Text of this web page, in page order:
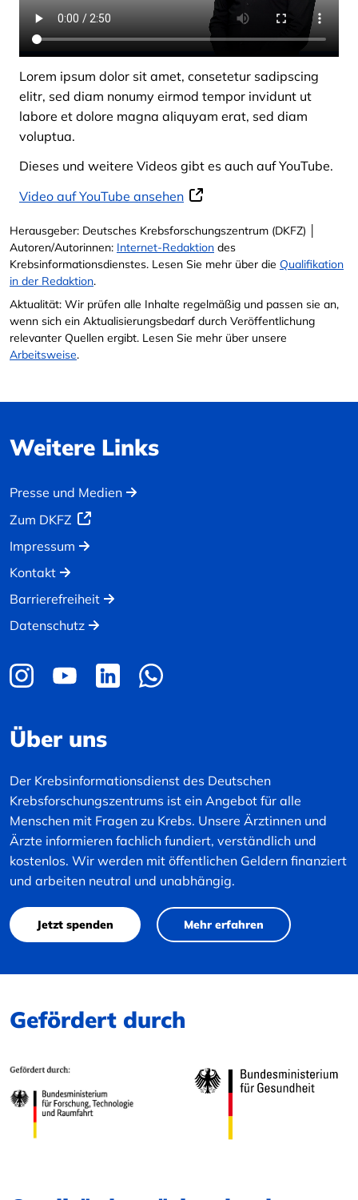
Lorem ipsum dolor sit amet, consetetur sadipscing
elitr, sed diam nonumy eirmod tempor invidunt ut
labore et dolore magna aliquyam erat, sed diam
voluptua.
Dieses und weitere Videos gibt es auch auf YouTube.
Video auf YouTube ansehen
Herausgeber: Deutsches Krebsforschungszentrum (DKFZ) │
Autoren/Autorinnen: Internet-Redaktion des
Krebsinformationsdienstes. Lesen Sie mehr über die Qualifikation
in der Redaktion.
Aktualität: Wir prüfen alle Inhalte regelmäßig und passen sie an,
wenn sich ein Aktualisierungsbedarf durch Veröffentlichung
relevanter Quellen ergibt. Lesen Sie mehr über unsere
Arbeitsweise.
Weitere Links
Presse und Medien
Zum DKFZ
Impressum
Kontakt
Barrierefreiheit
Datenschutz
Über uns
Der Krebsinformationsdienst des Deutschen
Krebsforschungszentrums ist ein Angebot für alle
Menschen mit Fragen zu Krebs. Unsere Ärztinnen und
Ärzte informieren fachlich fundiert, verständlich und
kostenlos. Wir werden mit öffentlichen Geldern finanziert
und arbeiten neutral und unabhängig.
Jetzt spenden Mehr erfahren
Gefördert durch